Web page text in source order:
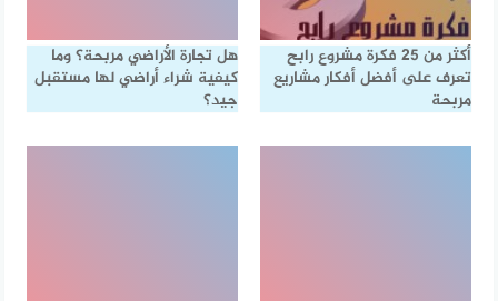
أكثر من 25 فكرة مشروع رابح
تعرف على أفضل أفكار مشاريع
مربحة
هل تجارة الأراضي مربحة؟ وما
كيفية شراء أراضي لها مستقبل
جيد؟